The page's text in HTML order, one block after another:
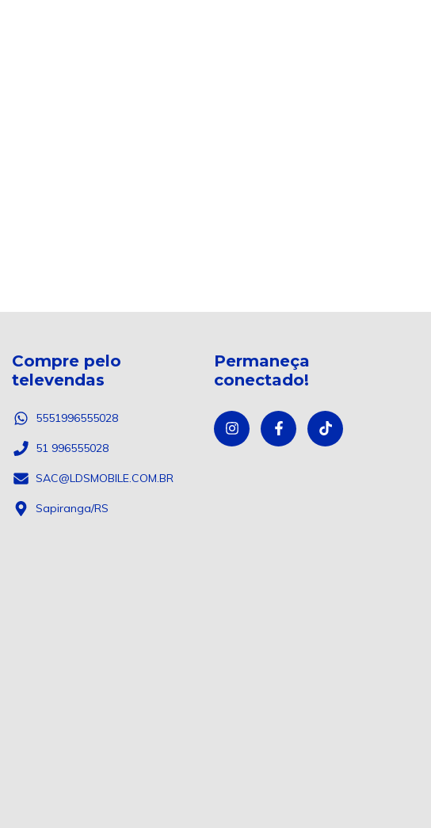
Compre pelo
televendas
5551996555028
51 996555028
SAC@LDSMOBILE.COM.BR
Sapiranga/RS
Permaneça
conectado!